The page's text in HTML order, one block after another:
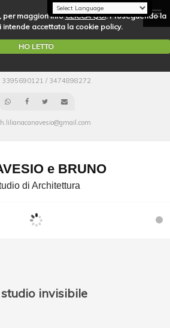
per maggiori infoCLICCA QUI. Proseguendo la
intende accettata la cookie policy.
HO LETTO
3395690121 / 3474898272
e BRUNO
di Architettura
studio invisibile